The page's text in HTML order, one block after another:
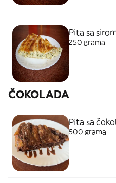
Pita sa
250 grama
ČOKOLADA
Pita sa
500 grama